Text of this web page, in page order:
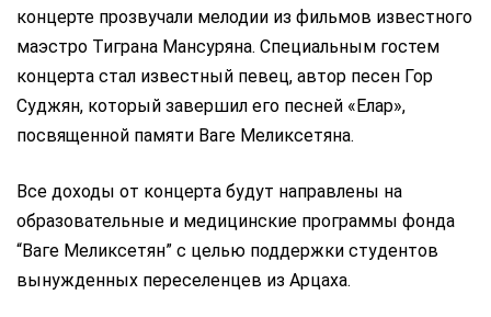
концерте прозвучали мелодии из фильмов известного
маэстро Тиграна Мансуряна. Специальным гостем
концерта стал известный певец, автор песен Гор
Суджян, который завершил его песней «Елар»,
посвященной памяти Ваге Меликсетяна.
Все доходы от концерта будут направлены на
образовательные и медицинские программы фонда
“Ваге Меликсетян” с целью поддержки студентов
вынужденных переселенцев из Арцаха.